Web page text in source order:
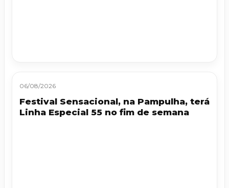
06/08/2026
Festival Sensacional, na Pampulha, terá
Linha Especial 55 no fim de semana